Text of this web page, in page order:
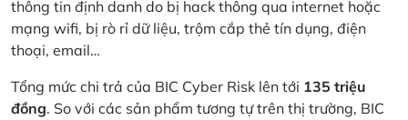
thông tin định danh do bị hack thông qua internet hoặc
mạng wifi, bị rò rỉ dữ liệu, trộm cắp thẻ tín dụng, điện
thoại, email…
Tổng mức chi trả của BIC Cyber Risk lên tới 135 triệu
đồng. So với các sản phẩm tương tự trên thị trường, BIC